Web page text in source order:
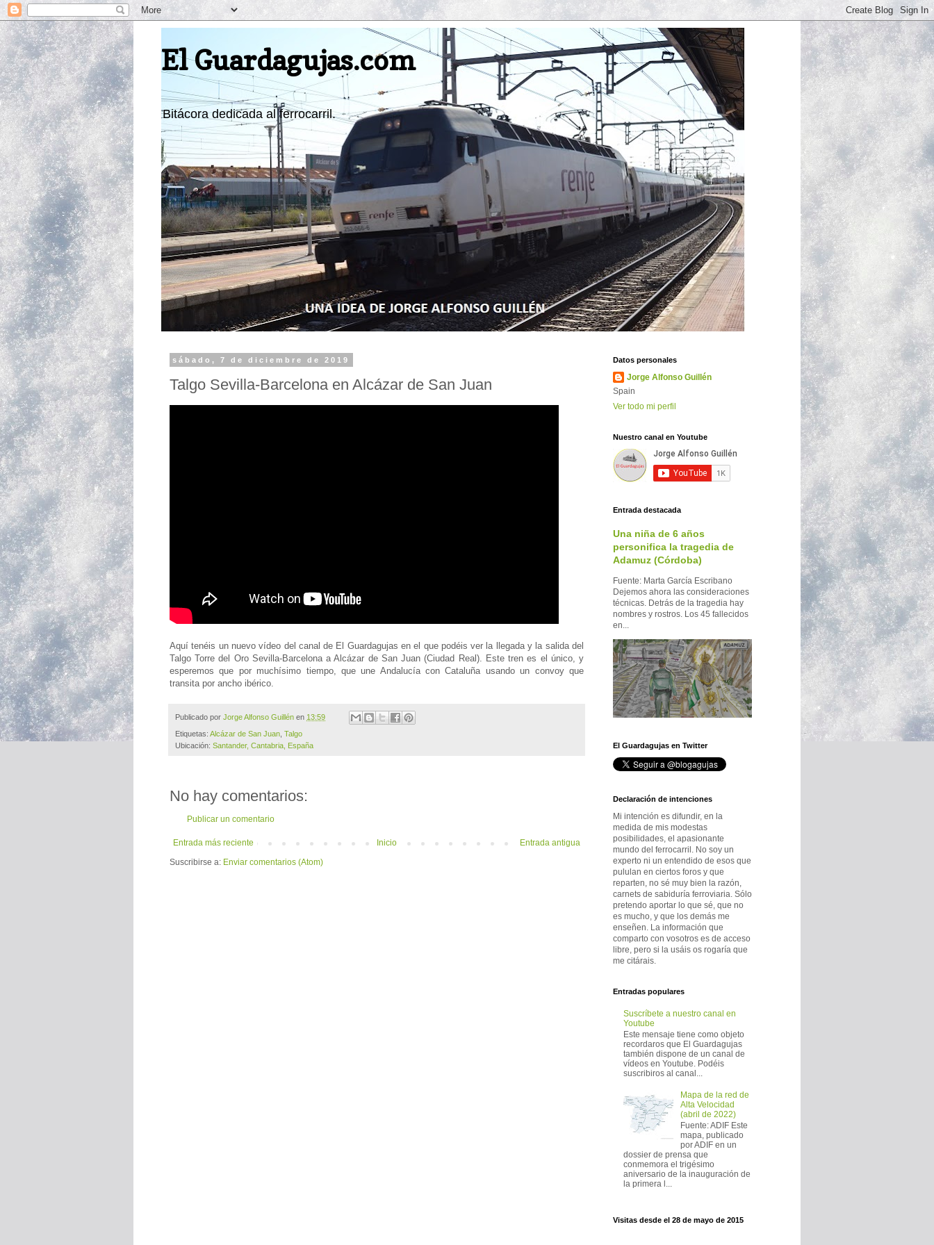
El Guardagujas.com
Bitácora dedicada al ferrocarril.
sábado, 7 de diciembre de 2019
Talgo Sevilla-Barcelona en Alcázar de San Juan
Aquí tenéis un nuevo vídeo del canal de El Guardagujas en el que podéis ver la llegada y la salida del
Talgo Torre del Oro Sevilla-Barcelona a Alcázar de San Juan (Ciudad Real). Este tren es el único, y
esperemos que por muchísimo tiempo, que une Andalucía con Cataluña usando un convoy que
transita por ancho ibérico.
Publicado por Jorge Alfonso Guillén en 13:59
Etiquetas: Alcázar de San Juan Talgo
Ubicación: Santander, Cantabria, España
No hay comentarios:
Publicar un comentario
Entrada más reciente Entrada antigua
Inicio
Suscribirse a: Enviar comentarios (Atom)
Datos personales
Jorge Alfonso Guillén
Spain
Ver todo mi perfil
Nuestro canal en Youtube
Entrada destacada
Una niña de 6 años
personifica la tragedia de
Adamuz (Córdoba)
Fuente: Marta García Escribano
Dejemos ahora las consideraciones
técnicas. Detrás de la tragedia hay
nombres y rostros. Los 45 fallecidos
en...
El Guardagujas en Twitter
Declaración de intenciones
Mi intención es difundir, en la
medida de mis modestas
posibilidades, el apasionante
mundo del ferrocarril. No soy un
experto ni un entendido de esos que
pululan en ciertos foros y que
reparten, no sé muy bien la razón,
carnets de sabiduría ferroviaria. Sólo
pretendo aportar lo que sé, que no
es mucho, y que los demás me
enseñen. La información que
comparto con vosotros es de acceso
libre, pero si la usáis os rogaría que
me citárais.
Entradas populares
Suscríbete a nuestro canal en
Youtube
Este mensaje tiene como objeto
recordaros que El Guardagujas
también dispone de un canal de
vídeos en Youtube. Podéis
suscribiros al canal...
Mapa de la red de
Alta Velocidad
(abril de 2022)
Fuente: ADIF Este
mapa, publicado
por ADIF en un
dossier de prensa que
conmemora el trigésimo
aniversario de la inauguración de
la primera l...
Visitas desde el 28 de mayo de 2015